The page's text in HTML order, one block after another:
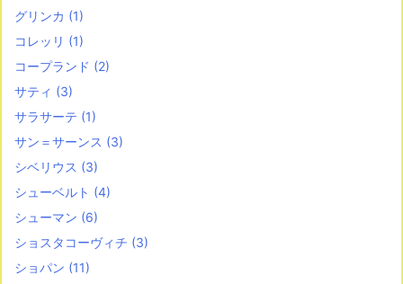
グリンカ (1)
コレッリ (1)
コープランド (2)
サティ (3)
サラサーテ (1)
サン＝サーンス (3)
シベリウス (3)
シューベルト (4)
シューマン (6)
ショスタコーヴィチ (3)
ショパン (11)